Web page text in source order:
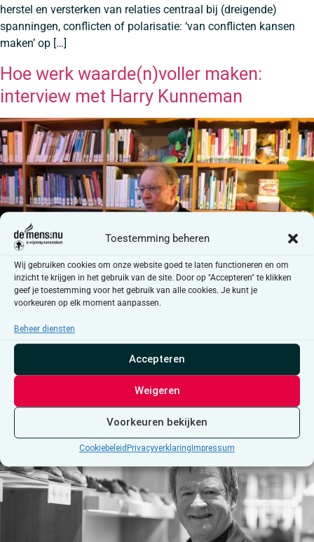
Toestemming beheren
Wij gebruiken cookies om onze website goed te laten functioneren en om
inzicht te krijgen in het gebruik van de site. Door op "Accepteren" te klikken
geef je toestemming voor het gebruik van alle cookies. Je kunt je
voorkeuren op elk moment aanpassen.
Beheer diensten
Accepteren
Weigeren
Voorkeuren bekijken
Cookiebeleid Privacyverklaring Impressum
herstel en versterken van relaties centraal bij (dreigende)
spanningen, conflicten of polarisatie: ‘van conflicten kansen
maken’ op […]
Hoe werk waarde(n)voller maken:
interview met Harry Kunneman
Waardenvolwerk :
huisvandemensLeuven nodigt Wouter
Torfs uit